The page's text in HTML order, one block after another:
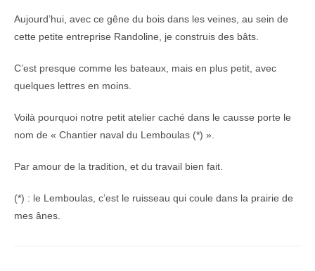
Aujourd’hui, avec ce gêne du bois dans les veines, au sein de
cette petite entreprise Randoline, je construis des bâts.
C’est presque comme les bateaux, mais en plus petit, avec
quelques lettres en moins.
Voilà pourquoi notre petit atelier caché dans le causse porte le
nom de « Chantier naval du Lemboulas (*) ».
Par amour de la tradition, et du travail bien fait.
(*) : le Lemboulas, c’est le ruisseau qui coule dans la prairie de
mes ânes.